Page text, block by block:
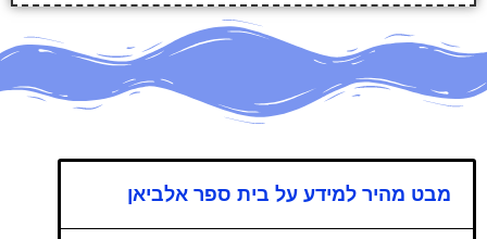
מבט מהיר למידע על בית ספר אלביאן